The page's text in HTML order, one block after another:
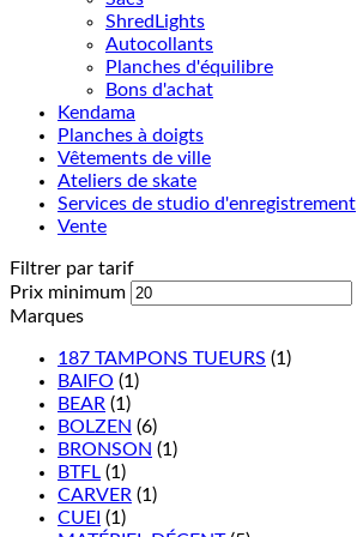
ShredLights
Autocollants
Planches d'équilibre
Bons d'achat
Kendama
Planches à doigts
Vêtements de ville
Ateliers de skate
Services de studio d'enregistrement
Vente
Filtrer par tarif
Prix minimum
Marques
187 TAMPONS TUEURS (1)
BAIFO (1)
BEAR (1)
BOLZEN (6)
BRONSON (1)
BTFL (1)
CARVER (1)
CUEI (1)